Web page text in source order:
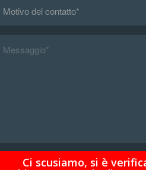
Ci scusiamo, si è